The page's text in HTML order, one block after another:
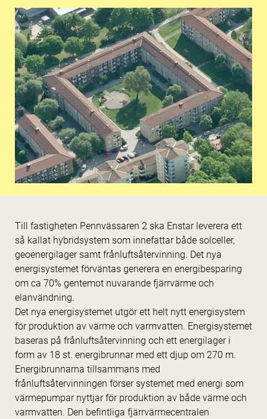
Till fastigheten Pennvässaren 2 ska Enstar leverera ett
så kallat hybridsystem som innefattar både solceller,
geoenergilager samt frånluftsåtervinning. Det nya
energisystemet förväntas generera en energibesparing
om ca 70% gentemot nuvarande fjärrvärme och
elanvändning.
Det nya energisystemet utgör ett helt nytt energisystem
för produktion av värme och varmvatten. Energisystemet
baseras på frånluftsåtervinning och ett energilager i
form av 18 st. energibrunnar med ett djup om 270 m.
Energibrunnarna tillsammans med
frånluftsåtervinningen förser systemet med energi som
värmepumpar nyttjar för produktion av både värme och
varmvatten. Den befintliga fjärrvärmecentralen